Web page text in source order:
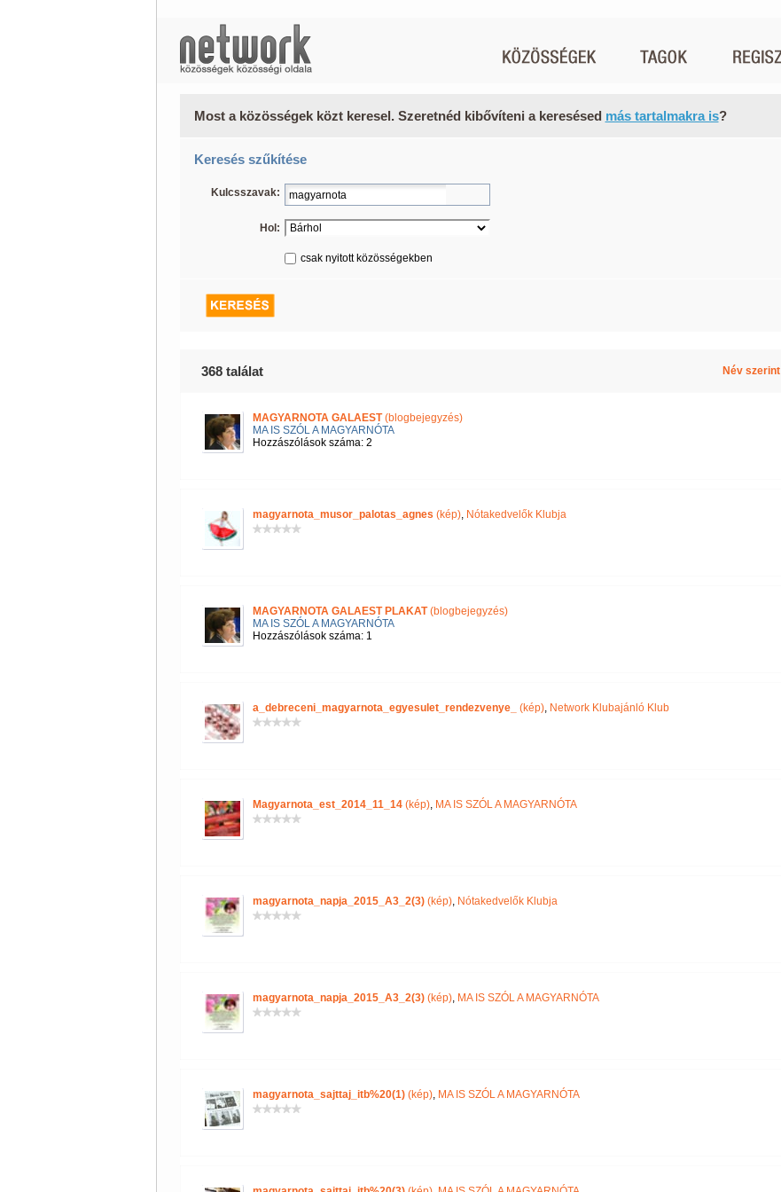
Most a közösségek közt keresel. Szeretnéd kibővíteni a keresésed más tartalmakra is?
Keresés szűkítése
Kulcsszavak:
Hol:
csak nyitott közösségekben
368 találat Név szerint
MAGYARNOTA GALAEST(blogbejegyzés)
MA IS SZÓL A MAGYARNÓTA
Hozzászólások száma: 2
magyarnota_musor_palotas_agnes (kép), Nótakedvelők Klubja
MAGYARNOTA GALAEST PLAKAT(blogbejegyzés)
MA IS SZÓL A MAGYARNÓTA
Hozzászólások száma: 1
a_debreceni_magyarnota_egyesulet_rendezvenye_ (kép), Network Klubajánló Klub
Magyarnota_est_2014_11_14(kép), MA IS SZÓL A MAGYARNÓTA
magyarnota_napja_2015_A3_2(3)(kép), Nótakedvelők Klubja
magyarnota_napja_2015_A3_2(3)(kép), MA IS SZÓL A MAGYARNÓTA
magyarnota_sajttaj_itb%20(1)(kép), MA IS SZÓL A MAGYARNÓTA